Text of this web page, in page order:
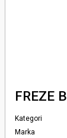
FREZE
Kategori
Marka